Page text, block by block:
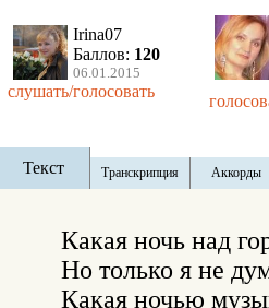
Irina07
Баллов: 120
06.01.2015
слушать/голосовать
Текст Транскрипция Аккорды
Какая ночь над
Но только я не
Какая ночью